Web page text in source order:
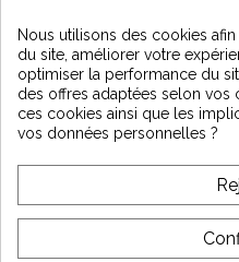
et restez informés
Vintage Motors
*Dès 99€ d'achat. En vous abonnant à
l'acceptez.
A PROPOS DE
Nous utilisons des cookies
du site, améliorer votre
optimiser la performance du
des offres adaptées selon vos
ces cookies ainsi que les
vos données personnelles ?